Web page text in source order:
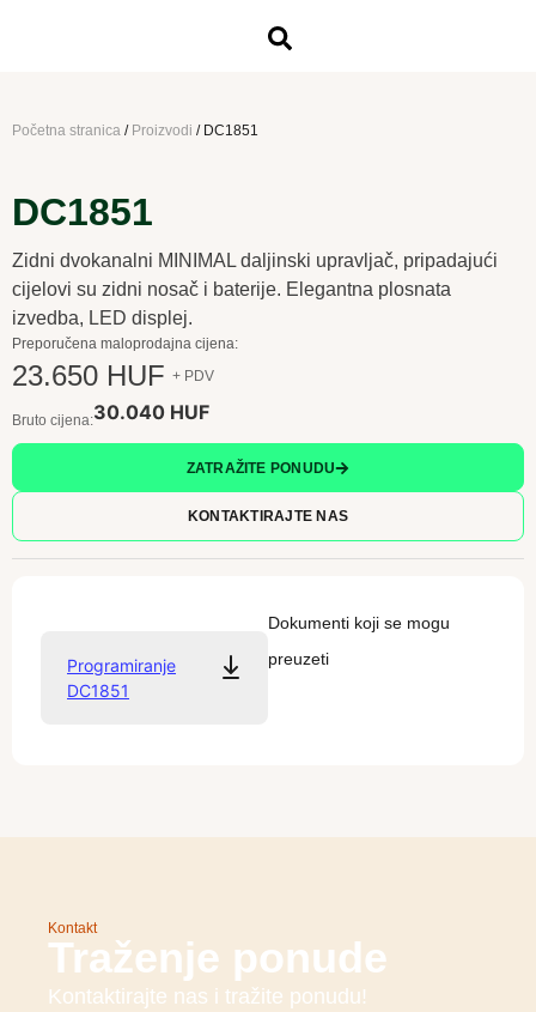
Početna stranica / Proizvodi / DC1851
DC1851
Zidni dvokanalni MINIMAL daljinski upravljač, pripadajući
cijelovi su zidni nosač i baterije. Elegantna plosnata
izvedba, LED displej.
Preporučena maloprodajna cijena:
23.650 HUF + PDV
Bruto cijena:30.040 HUF
ZATRAŽITE PONUDU
KONTAKTIRAJTE NAS
Dokumenti koji se mogu
preuzeti
Programiranje
DC1851
Kontakt
Traženje ponude
Kontaktirajte nas i tražite ponudu!